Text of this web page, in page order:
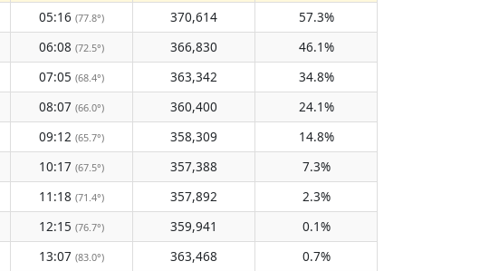
05:16 (77.8°) 370,614
57.3%
06:08 (72.5°) 366,830
46.1%
07:05 (68.4°) 363,342
34.8%
08:07 (66.0°) 360,400
24.1%
09:12 (65.7°) 358,309
14.8%
10:17 (67.5°) 357,388
7.3%
11:18 (71.4°) 357,892
2.3%
12:15 (76.7°) 359,941
0.1%
13:07 (83.0°) 363,468
0.7%